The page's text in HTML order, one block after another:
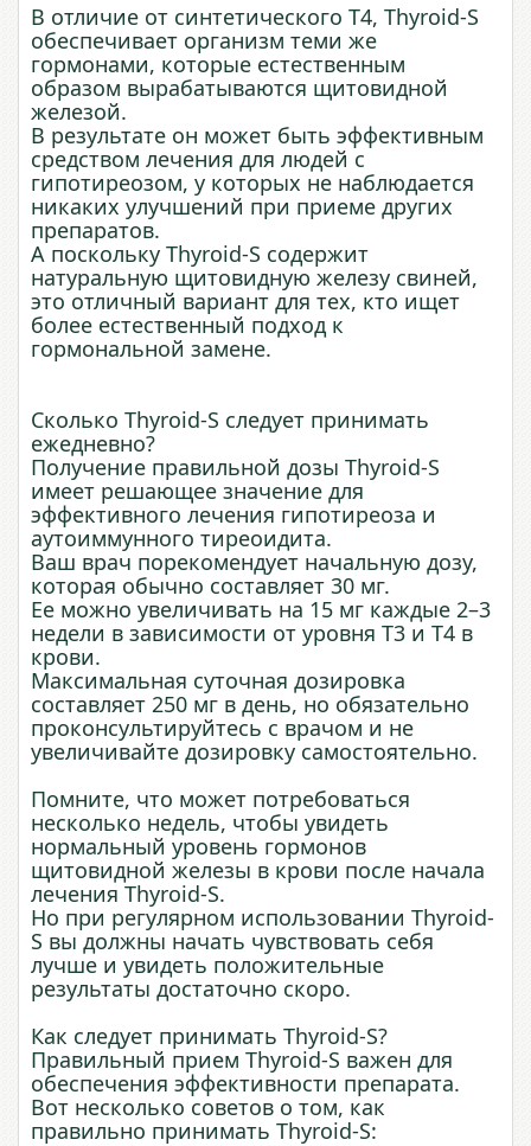
В отличие от синтетического Т4, Thyroid-S
обеспечивает организм теми же
гормонами, которые естественным
образом вырабатываются щитовидной
железой.
В результате он может быть эффективным
средством лечения для людей с
гипотиреозом, у которых не наблюдается
никаких улучшений при приеме других
препаратов.
А поскольку Thyroid-S содержит
натуральную щитовидную железу свиней,
это отличный вариант для тех, кто ищет
более естественный подход к
гормональной замене.
Сколько Thyroid-S следует принимать
ежедневно?
Получение правильной дозы Thyroid-S
имеет решающее значение для
эффективного лечения гипотиреоза и
аутоиммунного тиреоидита.
Ваш врач порекомендует начальную дозу,
которая обычно составляет 30 мг.
Ее можно увеличивать на 15 мг каждые 2–3
недели в зависимости от уровня T3 и T4 в
крови.
Максимальная суточная дозировка
составляет 250 мг в день, но обязательно
проконсультируйтесь с врачом и не
увеличивайте дозировку самостоятельно.
Помните, что может потребоваться
несколько недель, чтобы увидеть
нормальный уровень гормонов
щитовидной железы в крови после начала
лечения Thyroid-S.
Но при регулярном использовании Thyroid-
S вы должны начать чувствовать себя
лучше и увидеть положительные
результаты достаточно скоро.
Как следует принимать Thyroid-S?
Правильный прием Thyroid-S важен для
обеспечения эффективности препарата.
Вот несколько советов о том, как
правильно принимать Thyroid-S: